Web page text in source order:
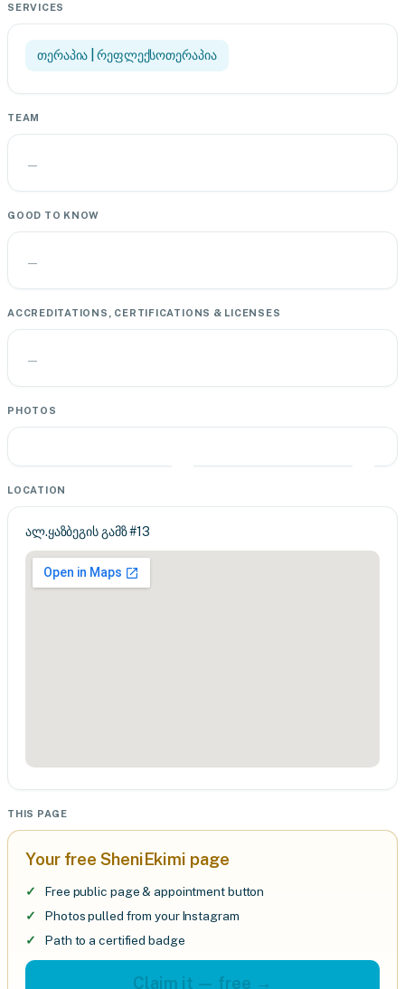
SERVICES
თერაპია | რეფლექსოთერაპია
TEAM
—
GOOD TO KNOW
—
ACCREDITATIONS, CERTIFICATIONS & LICENSES
—
PHOTOS
LOCATION
ალ.ყაზბეგის გამზ #13
THIS PAGE
Your free SheniEkimi page
Free public page & appointment button
Photos pulled from your Instagram
Path to a certified badge
Claim it — free →